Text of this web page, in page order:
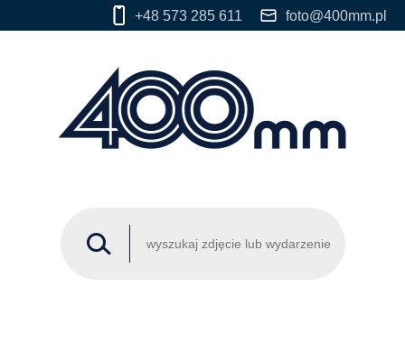
+48 573 285 611 foto@400mm.pl